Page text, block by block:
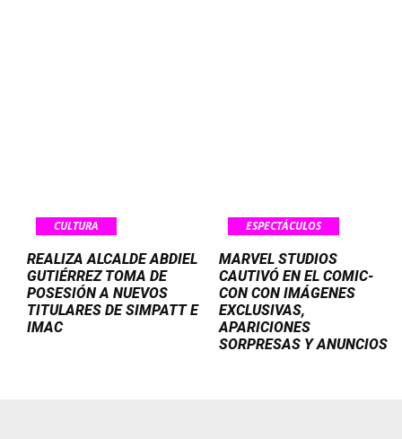
CULTURA
REALIZA ALCALDE ABDIEL
GUTIÉRREZ TOMA DE
POSESIÓN A NUEVOS
TITULARES DE SIMPATT E
IMAC
ESPECTÁCULOS
MARVEL STUDIOS
CAUTIVÓ EN EL COMIC-
CON CON IMÁGENES
EXCLUSIVAS,
APARICIONES
SORPRESAS Y ANUNCIOS